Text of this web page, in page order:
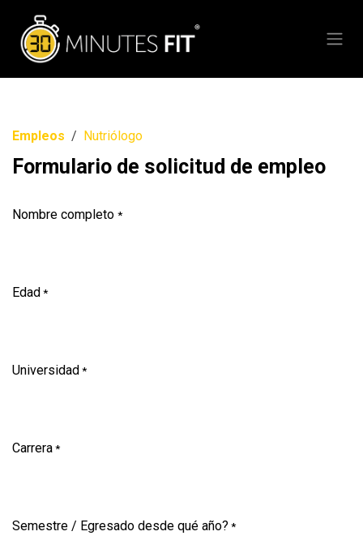
Empleos Nutriólogo
Formulario de solicitud de empleo
Nombre completo *
Edad*
Universidad*
Carrera*
Semestre / Egresado desde qué año? *